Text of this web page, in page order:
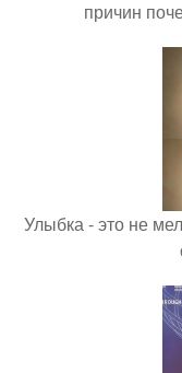
причин
Улыбка - это не